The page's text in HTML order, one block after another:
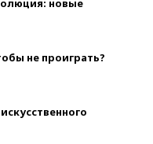
не проиграть?